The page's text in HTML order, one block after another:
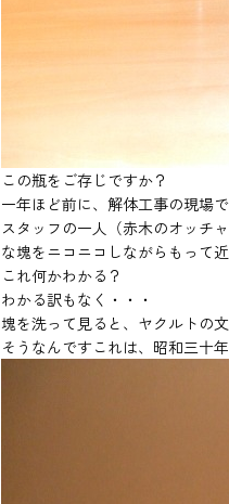
この瓶をご存じですか？
一年ほど前に、解体工事の現場
スタッフの一人（赤木のオッチ
な塊をニコニコしながらもって
これ何かわかる？
わかる訳もなく・・・
塊を洗って見ると、ヤクルトの文
そうなんですこれは、昭和三十